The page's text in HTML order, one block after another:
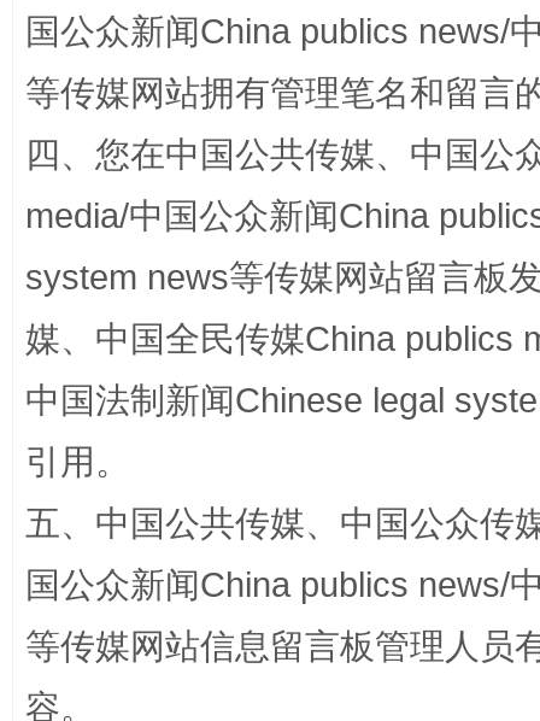
“蜀中异人”王建安的艺术幻境
完善运行机制助力责任有效落实 一纸欠
东山县通报“牛蛙产品抗生素超标问题”
国公众新闻China publics news/
等传媒网站拥有管理笔名和留言
四、您在中国公共传媒、中国公
media/中国公众新闻China
system news等传媒网站留言板
媒、中国全民传媒China publics
中国法制新闻Chinese legal
引用。
五、中国公共传媒、中国公众传
国公众新闻China publics news/
等传媒网站信息留言板管理人员
容。